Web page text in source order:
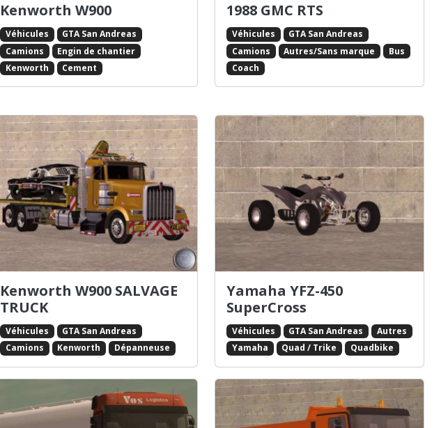
Kenworth W900
Véhicules
GTA San Andreas
Camions
Engin de chantier
Kenworth
Cement
1988 GMC RTS
Véhicules
GTA San Andreas
Camions
Autres/Sans marque
Bus
Coach
Kenworth W900 SALVAGE
TRUCK
Véhicules
GTA San Andreas
Camions
Kenworth Dépanneuse
Yamaha YFZ-450
SuperCross
Véhicules GTA San Andreas
Autres
Yamaha
Quad / Trike Quadbike